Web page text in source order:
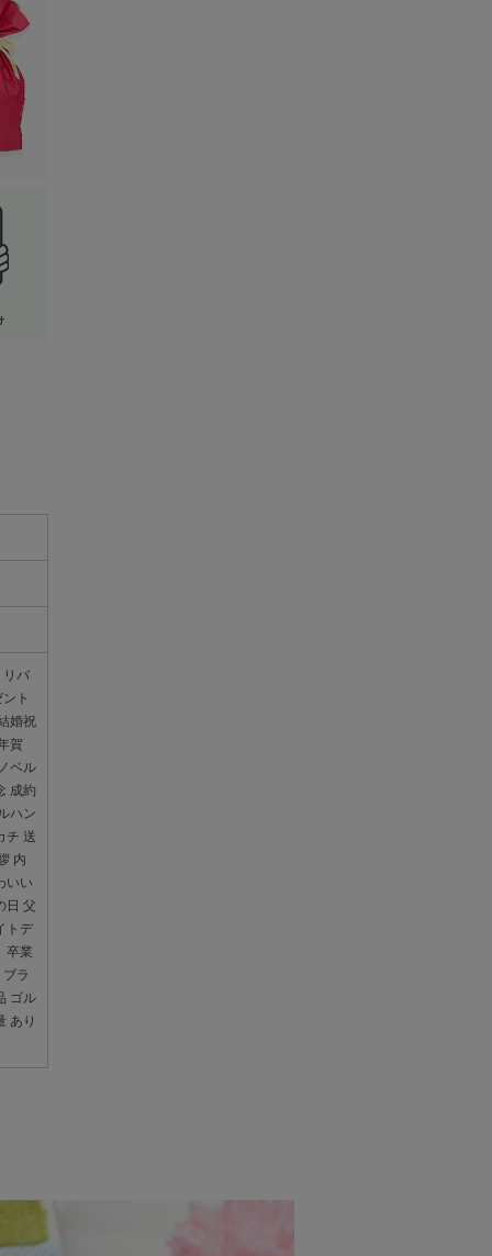
リバ
ト
婚祝
賀
ベル
成約
ハン
チ 送
内
いい
日 父
トデ
卒業
ラ
ゴル
あり